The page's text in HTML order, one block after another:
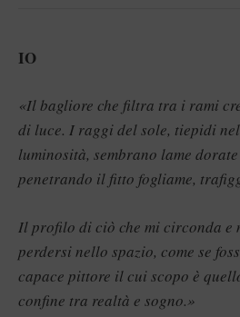
IO
«Il bagliore che filtra tra i rami
di luce. I raggi del sole, tiepidi
luminosità, sembrano lame
penetrando il fitto fogliame,
Il profilo di ciò che mi circonda e
perdersi nello spazio, come se
capace pittore il cui scopo è
confine tra realtà e sogno.»